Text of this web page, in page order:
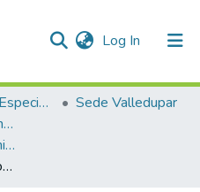
Log In (current)
Trabajos de Grado (Especializaciones y Pregrados)
Sede Valledupar
Facultad Ingenierías y Tecnologías
Ingeniería Ambiental y Sanitaria.
Diseño de una barrera floodstop como medida de reducción del riesgo por inundación en la cuenca media del Rio Sororia, la Jagua de Ibirico, Cesar .